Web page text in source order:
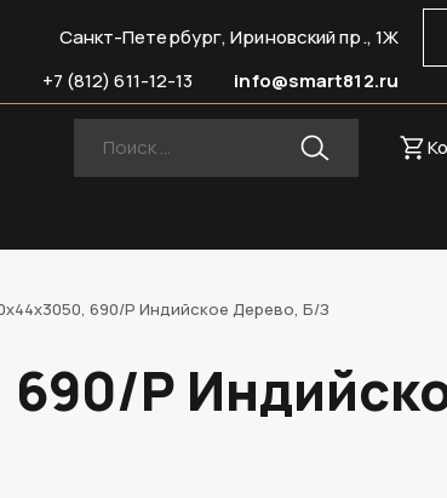
Санкт-Петербург, Ириновский пр., 1Ж
info@smart812.ru
+7 (812) 611-12-13
690/P Индийское Дерево, Б/З
690/P